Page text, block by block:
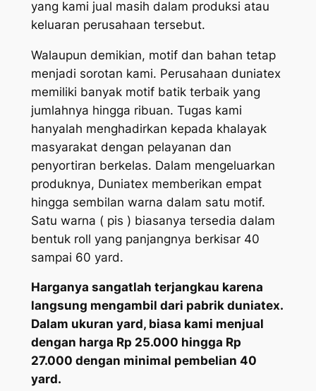
yang kami jual masih dalam produksi atau
keluaran perusahaan tersebut.
Walaupun demikian, motif dan bahan tetap
menjadi sorotan kami. Perusahaan duniatex
memiliki banyak motif batik terbaik yang
jumlahnya hingga ribuan. Tugas kami
hanyalah menghadirkan kepada khalayak
masyarakat dengan pelayanan dan
penyortiran berkelas. Dalam mengeluarkan
produknya, Duniatex memberikan empat
hingga sembilan warna dalam satu motif.
Satu warna ( pis ) biasanya tersedia dalam
bentuk roll yang panjangnya berkisar 40
sampai 60 yard.
Harganya sangatlah terjangkau karena
langsung mengambil dari pabrik duniatex.
Dalam ukuran yard, biasa kami menjual
dengan harga Rp 25.000 hingga Rp
27.000 dengan minimal pembelian 40
yard.